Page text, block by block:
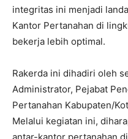
integritas ini menjadi
Kantor Pertanahan di
bekerja lebih optimal.
‎Rakerda ini dihadiri oleh
Administrator, Pejabat
Pertanahan Kabupaten/
Melalui kegiatan ini,